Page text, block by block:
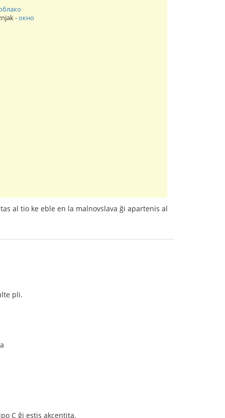
-окно
al tio ke eble en la malnovslava ĝi apartenis al
pli.
C ĝi estis akcentita.